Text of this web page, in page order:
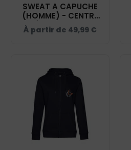
SWEAT A CAPUCHE
(HOMME) - CENTRE
ÉQUESTRE LA
GRENADIÈRE - NAVY -
À partir de 49,99 €